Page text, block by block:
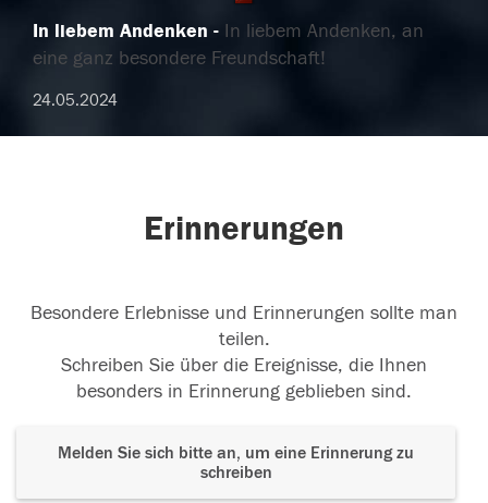
In liebem Andenken
In liebem Andenken, an
eine ganz besondere Freundschaft!
24.05.2024
Erinnerungen
Besondere Erlebnisse und Erinnerungen sollte man
teilen.
Schreiben Sie über die Ereignisse, die Ihnen
besonders in Erinnerung geblieben sind.
Melden Sie sich bitte an, um eine Erinnerung zu
schreiben